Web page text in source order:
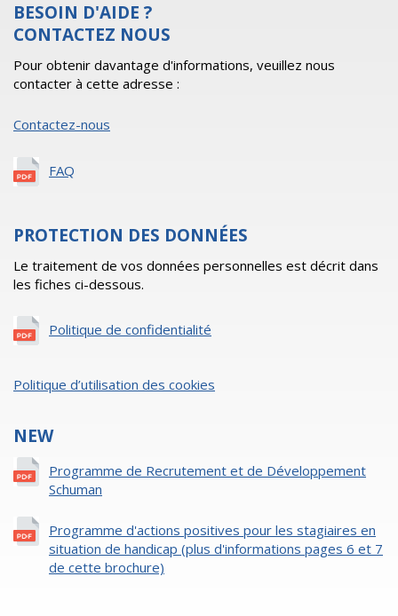
BESOIN D'AIDE ?
CONTACTEZ NOUS
Pour obtenir davantage d'informations, veuillez nous
contacter à cette adresse :
Contactez-nous
FAQ
PROTECTION DES DONNÉES
Le traitement de vos données personnelles est décrit dans
les fiches ci-dessous.
Politique de confidentialité
Politique d’utilisation des cookies
NEW
Programme de Recrutement et de Développement
Schuman
Programme d'actions positives pour les stagiaires en
situation de handicap (plus d'informations pages 6 et 7
de cette brochure)